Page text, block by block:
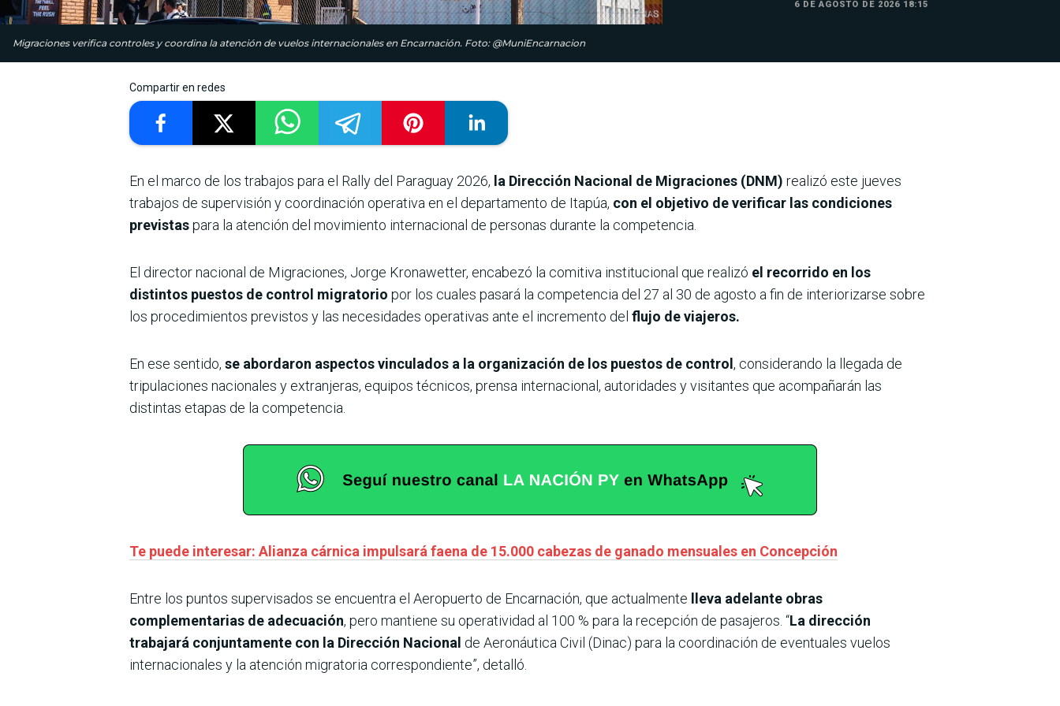
Migraciones verifica controles y coordina la atención de vuelos internacionales en Encarnación. Foto: @MuniEncarnacion
6 DE AGOSTO DE 2026 18:15
Compartir en redes
En el marco de los trabajos para el Rally del Paraguay 2026, la Dirección Nacional de Migraciones (DNM) realizó este jueves
trabajos de supervisión y coordinación operativa en el departamento de Itapúa, con el objetivo de verificar las condiciones
previstaspara la atención del movimiento internacional de personas durante la competencia.
El director nacional de Migraciones, Jorge Kronawetter, encabezó la comitiva institucional que realizó el recorrido en los
distintos puestos de control migratorio por los cuales pasará la competencia del 27 al 30 de agosto a fin de interiorizarse sobre
los procedimientos previstos y las necesidades operativas ante el incremento del flujo de viajeros.
En ese sentido, se abordaron aspectos vinculados a la organización de los puestos de control , considerando la llegada de
tripulaciones nacionales y extranjeras, equipos técnicos, prensa internacional, autoridades y visitantes que acompañarán las
distintas etapas de la competencia.
Te puede interesar: Alianza cárnica impulsará faena de 15.000 cabezas de ganado mensuales en Concepción
Entre los puntos supervisados se encuentra el Aeropuerto de Encarnación, que actualmente
lleva adelante obras
complementarias de adecuación, pero mantiene su operatividad al 100 % para la recepción de pasajeros. “La dirección
trabajará conjuntamente con la Dirección Nacional de Aeronáutica Civil (Dinac) para la coordinación de eventuales vuelos
internacionales y la atención migratoria correspondiente”, detalló.